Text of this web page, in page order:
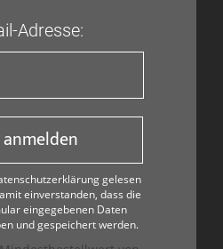
Adresse:
gelesen
einverstanden, dass die
eingegebenen Daten
und gespeichert werden.